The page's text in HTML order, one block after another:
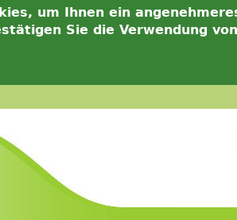
um Ihnen ein
Sie die Verwendung von